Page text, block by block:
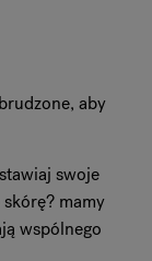
aby
swoje
mamy
wspólnego